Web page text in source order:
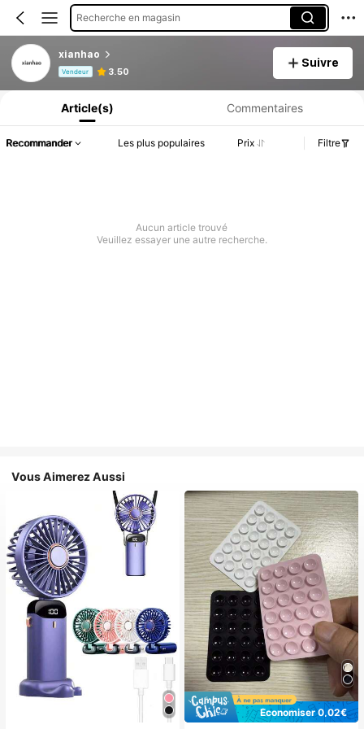
Recherche en magasin
xianhao
Vendeur 3.50
Suivre
Informations produit : Divulgation des prix, détails sur les ventes et le stock.
Article(s) Commentaires
Recommander Les plus populaires Prix Filtre
Aucun article trouvé
Veuillez essayer une autre recherche.
Vous Aimerez Aussi
Économiser 0,02€